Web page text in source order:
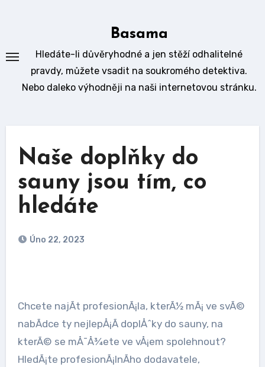
Basama
Hledáte-li důvěryhodné a jen stěží odhalitelné
pravdy, můžete vsadit na soukromého detektiva.
Nebo daleko výhodněji na naši internetovou stránku.
Naše doplňky do
sauny jsou tím, co
hledáte
Úno 22, 2023
Chcete najÃ­t profesionÃ¡la, kterÃ½ mÃ¡ ve svÃ©
nabÃ­dce ty nejlepÅ¡Ã­ doplÅˆky do sauny, na
kterÃ© se mÅ¯Å¾ete ve vÅ¡em spolehnout?
HledÃ¡te profesionÃ¡lnÃ­ho dodavatele,